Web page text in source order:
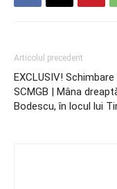
Articolul precedent
EXCLUSIV! Schimbare
SCMGB | Mâna
Bodescu, în locul lui